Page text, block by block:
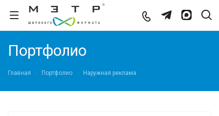
Портфолио
Главная Портфолио Наружная реклама